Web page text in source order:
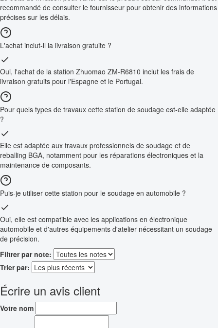
recommandé de consulter le fournisseur pour obtenir des informations
précises sur les délais.
L'achat inclut-il la livraison gratuite ?
Oui, l'achat de la station Zhuomao ZM-R6810 inclut les frais de
livraison gratuits pour l'Espagne et le Portugal.
Pour quels types de travaux cette station de soudage est-elle adaptée
?
Elle est adaptée aux travaux professionnels de soudage et de
reballing BGA, notamment pour les réparations électroniques et la
maintenance de composants.
Puis-je utiliser cette station pour le soudage en automobile ?
Oui, elle est compatible avec les applications en électronique
automobile et d'autres équipements d'atelier nécessitant un soudage
de précision.
Filtrer par note:
Trier par:
Écrire un avis client
Votre nom